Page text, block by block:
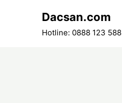
Dacsan.com
Hotline: 0888 123 588